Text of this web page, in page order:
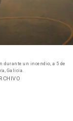
durante un incendio, a 5 de
Galicia.